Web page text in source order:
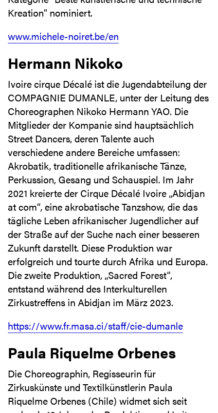
Kreation" nominiert.
www.michele-noiret.be/en
Hermann Nikoko
Ivoire cirque Décalé ist die Jugendabteilung der
COMPAGNIE DUMANLE, unter der Leitung des
Choreographen Nikoko Hermann YAO. Die
Mitglieder der Kompanie sind hauptsächlich
Street Dancers, deren Talente auch
verschiedene andere Bereiche umfassen:
Akrobatik, traditionelle afrikanische Tänze,
Perkussion, Gesang und Schauspiel. Im Jahr
2021 kreierte der Cirque Décalé Ivoire „Abidjan
at com“, eine akrobatische Tanzshow, die das
tägliche Leben afrikanischer Jugendlicher auf
der Straße auf der Suche nach einer besseren
Zukunft darstellt. Diese Produktion war
erfolgreich und tourte durch Afrika und Europa.
Die zweite Produktion, „Sacred Forest“,
entstand während des Interkulturellen
Zirkustreffens in Abidjan im März 2023.
https://www.fr.masa.ci/staff/cie-dumanle
Paula Riquelme Orbenes
Die Choreographin, Regisseurin für
Zirkuskünste und Textilkünstlerin Paula
Riquelme Orbenes (Chile) widmet sich seit